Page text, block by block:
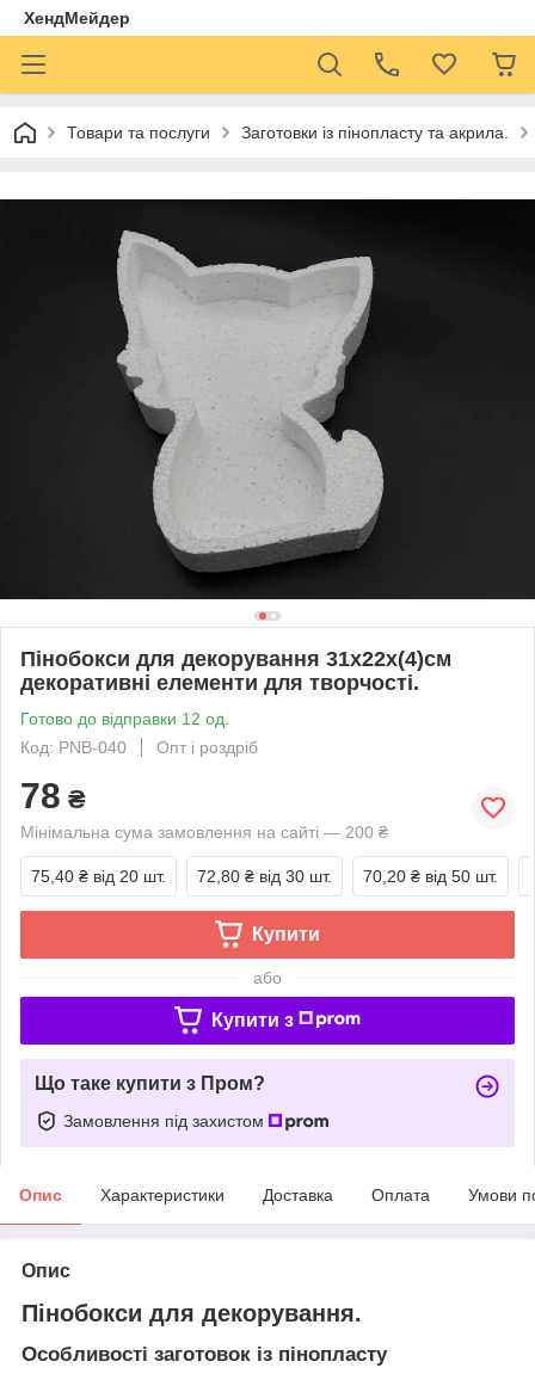
ХендМейдер
Товари та послуги Заготовки із пінопласту та акрила.
Пінобокси для декорування 31х22х(4)см
декоративні елементи для творчості.
Готово до відправки 12 од.
Код: PNB-040
Опт і роздріб
78 ₴
Мінімальна сума замовлення на сайті — 200 ₴
75,40 ₴ від 20 шт. 72,80 ₴ від 30 шт. 70,20 ₴ від 50 шт.
Купити
або
Купити з
Що таке купити з Пром?
Замовлення під захистом
Опис Характеристики Доставка Оплата Умови
Опис
Пінобокси для декорування.
Особливості заготовок із пінопласту